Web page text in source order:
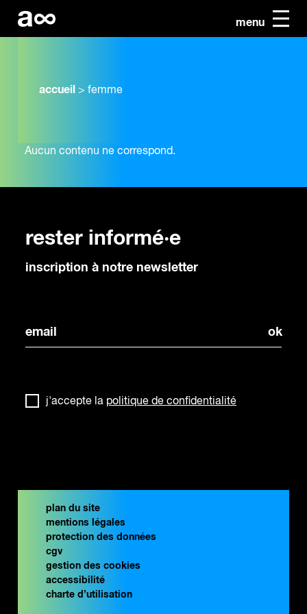
menu
accueil > femme
Aucun contenu ne correspond.
rester informé·e
inscription à notre newsletter
j'accepte la politique de confidentialité
plan du site
mentions légales
protection des données
cgv
gestion des cookies
accessibilité
charte d’utilisation